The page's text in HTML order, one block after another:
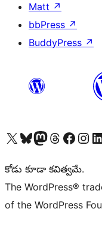
Matt ↗
bbPress ↗
BuddyPress ↗
Visit our X (formerly Twitter) account
Visit our Bluesky account
Visit our Mastodon account
Visit our Threads account
Visit our Facebook page
Visit our
కోడు కూడా కవిత్వమే.
The WordPress®
of the WordPress